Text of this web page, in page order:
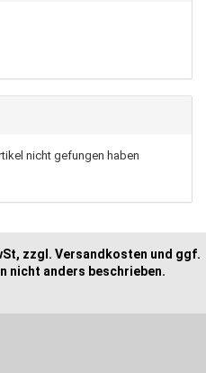
nicht gefungen haben
zzgl. Versandkosten und ggf.
nicht anders beschrieben.